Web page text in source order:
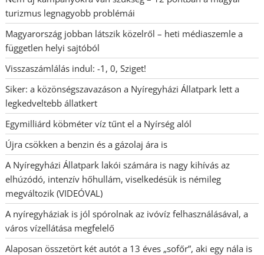
turizmus legnagyobb problémái
Magyarország jobban látszik közelről – heti médiaszemle a
független helyi sajtóból
Visszaszámlálás indul: -1, 0, Sziget!
Siker: a közönségszavazáson a Nyíregyházi Állatpark lett a
legkedveltebb állatkert
Egymilliárd köbméter víz tűnt el a Nyírség alól
Újra csökken a benzin és a gázolaj ára is
A Nyíregyházi Állatpark lakói számára is nagy kihívás az
elhúzódó, intenzív hőhullám, viselkedésük is némileg
megváltozik (VIDEÓVAL)
A nyíregyháziak is jól spórolnak az ivóvíz felhasználásával, a
város vízellátása megfelelő
Alaposan összetört két autót a 13 éves „sofőr”, aki egy nála is